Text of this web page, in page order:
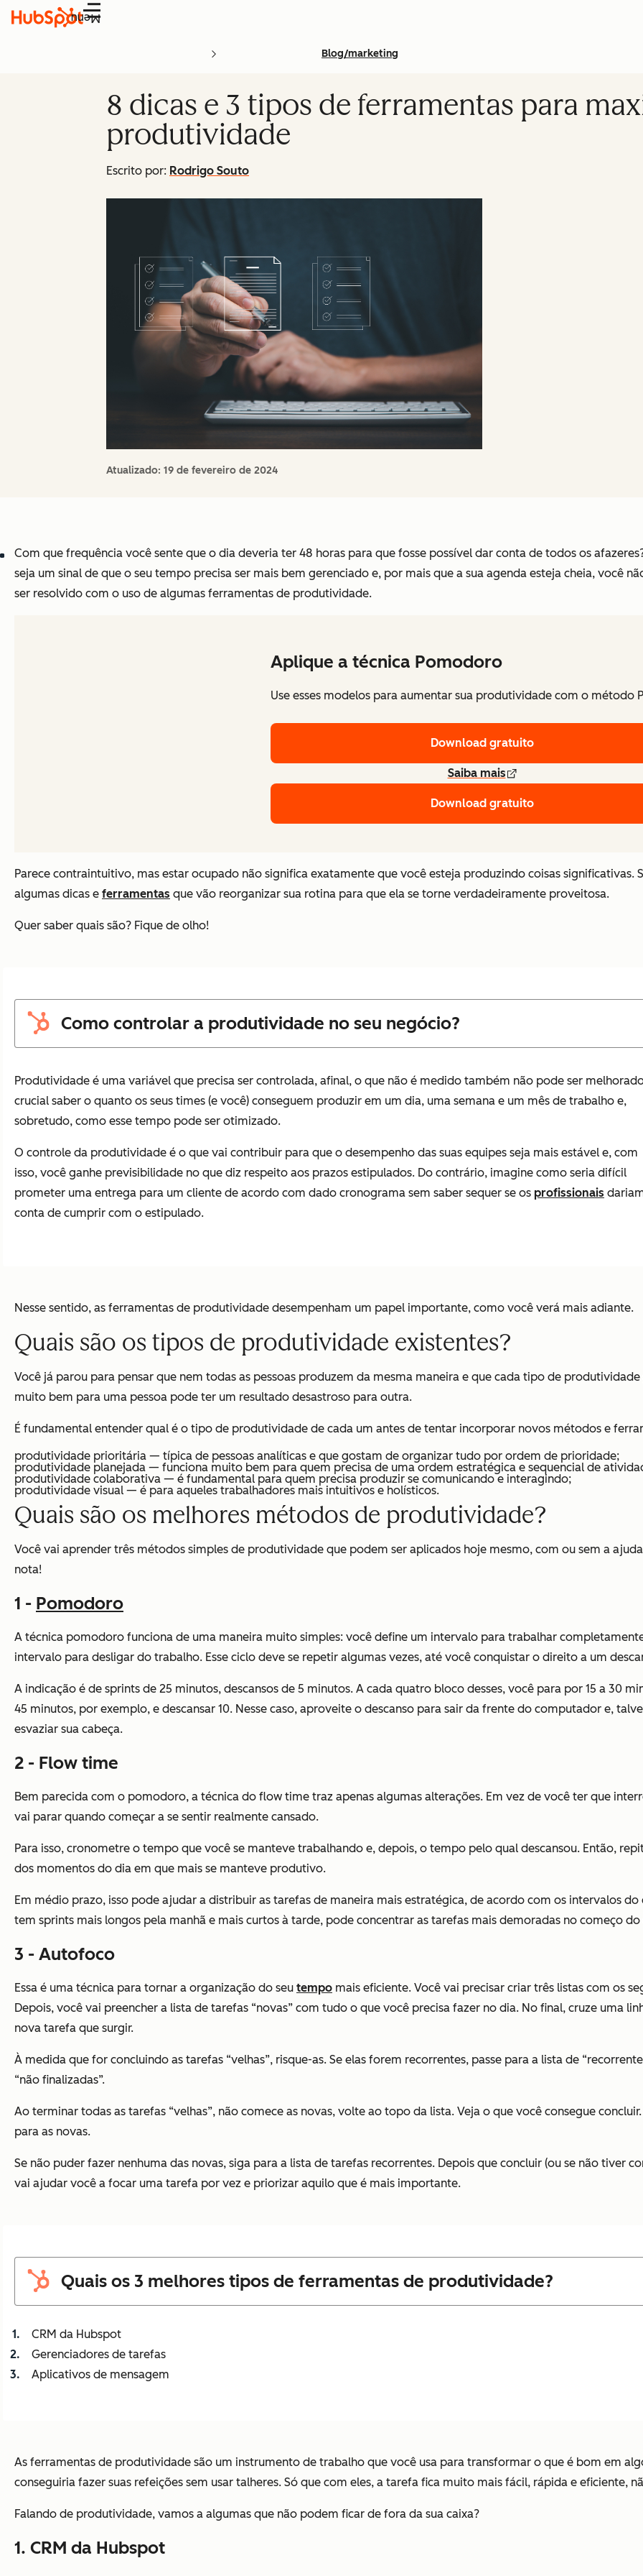
Menu
Blog/marketing
8 dicas e 3 tipos de ferramentas para
produtividade
Escrito por: Rodrigo Souto
Atualizado: 19 de fevereiro de 2024
Com que frequência você sente que o dia deveria ter 48 horas para que fosse possível dar conta de todos os
seja um sinal de que o seu tempo precisa ser mais bem gerenciado e, por mais que a sua agenda esteja cheia, você
ser resolvido com o uso de algumas ferramentas de produtividade.
Aplique a técnica Pomodoro
Use esses modelos para aumentar sua produtividade com o método
Download gratuito
Saiba mais
Download gratuito
Parece contraintuitivo, mas estar ocupado não significa exatamente que você esteja produzindo coisas significativas.
algumas dicas e ferramentas que vão reorganizar sua rotina para que ela se torne verdadeiramente proveitosa.
Quer saber quais são? Fique de olho!
Como controlar a produtividade no seu negócio?
Produtividade é uma variável que precisa ser controlada, afinal, o que não é medido também não pode ser
crucial saber o quanto os seus times (e você) conseguem produzir em um dia, uma semana e um mês de trabalho e,
sobretudo, como esse tempo pode ser otimizado.
O controle da produtividade é o que vai contribuir para que o desempenho das suas equipes seja mais estável e, com
isso, você ganhe previsibilidade no que diz respeito aos prazos estipulados. Do contrário, imagine como seria difícil
prometer uma entrega para um cliente de acordo com dado cronograma sem saber sequer se os profissionais
conta de cumprir com o estipulado.
Nesse sentido, as ferramentas de produtividade desempenham um papel importante, como você verá mais adiante.
Quais são os tipos de produtividade existentes?
Você já parou para pensar que nem todas as pessoas produzem da mesma maneira e que cada tipo de
muito bem para uma pessoa pode ter um resultado desastroso para outra.
É fundamental entender qual é o tipo de produtividade de cada um antes de tentar incorporar novos métodos e
produtividade prioritária — típica de pessoas analíticas e que gostam de organizar tudo por ordem de prioridade;
produtividade planejada — funciona muito bem para quem precisa de uma ordem estratégica e sequencial de
produtividade colaborativa — é fundamental para quem precisa produzir se comunicando e interagindo;
produtividade visual — é para aqueles trabalhadores mais intuitivos e holísticos.
Quais são os melhores métodos de produtividade?
Você vai aprender três métodos simples de produtividade que podem ser aplicados hoje mesmo, com ou sem a
nota!
1 - Pomodoro
A técnica pomodoro funciona de uma maneira muito simples: você define um intervalo para trabalhar
intervalo para desligar do trabalho. Esse ciclo deve se repetir algumas vezes, até você conquistar o direito a um
A indicação é de sprints de 25 minutos, descansos de 5 minutos. A cada quatro bloco desses, você para por 15 a 30
45 minutos, por exemplo, e descansar 10. Nesse caso, aproveite o descanso para sair da frente do computador e,
esvaziar sua cabeça.
2 - Flow time
Bem parecida com o pomodoro, a técnica do flow time traz apenas algumas alterações. Em vez de você ter que
vai parar quando começar a se sentir realmente cansado.
Para isso, cronometre o tempo que você se manteve trabalhando e, depois, o tempo pelo qual descansou. Então,
dos momentos do dia em que mais se manteve produtivo.
Em médio prazo, isso pode ajudar a distribuir as tarefas de maneira mais estratégica, de acordo com os intervalos
tem sprints mais longos pela manhã e mais curtos à tarde, pode concentrar as tarefas mais demoradas no começo do
3 - Autofoco
Essa é uma técnica para tornar a organização do seu tempo mais eficiente. Você vai precisar criar três listas com os
Depois, você vai preencher a lista de tarefas “novas” com tudo o que você precisa fazer no dia. No final, cruze uma
nova tarefa que surgir.
À medida que for concluindo as tarefas “velhas”, risque-as. Se elas forem recorrentes, passe para a lista de
“não finalizadas”.
Ao terminar todas as tarefas “velhas”, não comece as novas, volte ao topo da lista. Veja o que você consegue
para as novas.
Se não puder fazer nenhuma das novas, siga para a lista de tarefas recorrentes. Depois que concluir (ou se não tiver
vai ajudar você a focar uma tarefa por vez e priorizar aquilo que é mais importante.
Quais os 3 melhores tipos de ferramentas de produtividade?
CRM da Hubspot
Gerenciadores de tarefas
Aplicativos de mensagem
As ferramentas de produtividade são um instrumento de trabalho que você usa para transformar o que é bom em
conseguiria fazer suas refeições sem usar talheres. Só que com eles, a tarefa fica muito mais fácil, rápida e eficiente,
Falando de produtividade, vamos a algumas que não podem ficar de fora da sua caixa?
1. CRM da Hubspot